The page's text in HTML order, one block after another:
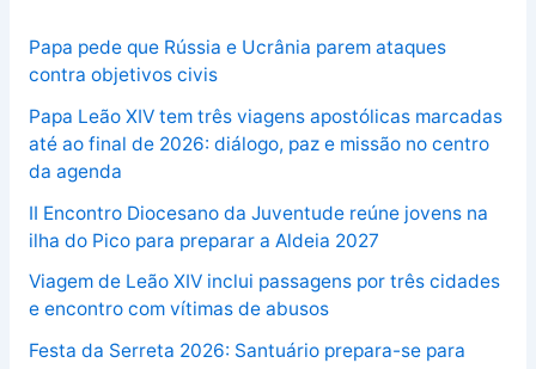
Papa pede que Rússia e Ucrânia parem ataques
contra objetivos civis
Papa Leão XIV tem três viagens apostólicas marcadas
até ao final de 2026: diálogo, paz e missão no centro
da agenda
II Encontro Diocesano da Juventude reúne jovens na
ilha do Pico para preparar a Aldeia 2027
Viagem de Leão XIV inclui passagens por três cidades
e encontro com vítimas de abusos
Festa da Serreta 2026: Santuário prepara-se para